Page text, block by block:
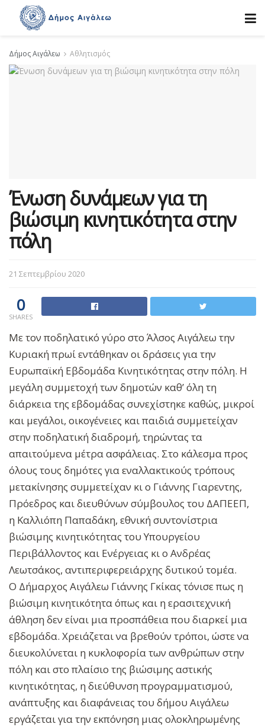
Δήμος Αιγάλεω Αθλητισμός
Ένωση δυνάμεων για τη
βιώσιμη κινητικότητα στην
πόλη
21 Σεπτεμβρίου 2020
0
SHARES
Με τον ποδηλατικό γύρο στο Άλσος Αιγάλεω την
Κυριακή πρωί εντάθηκαν οι δράσεις για την
Ευρωπαϊκή Εβδομάδα Κινητικότητας στην πόλη. Η
μεγάλη συμμετοχή των δημοτών καθ’ όλη τη
διάρκεια της εβδομάδας συνεχίστηκε καθώς, μικροί
και μεγάλοι, οικογένειες και παιδιά συμμετείχαν
στην ποδηλατική διαδρομή, τηρώντας τα
απαιτούμενα μέτρα ασφάλειας. Στο κάλεσμα προς
όλους τους δημότες για εναλλακτικούς τρόπους
μετακίνησης συμμετείχαν κι ο Γιάννης Γιαρεντης,
Πρόεδρος και διευθύνων σύμβουλος του ΔΑΠΕΕΠ,
η Καλλιόπη Παπαδάκη, εθνική συντονίστρια
βιώσιμης κινητικότητας του Υπουργείου
Περιβάλλοντος και Ενέργειας κι ο Ανδρέας
Λεωτσάκος, αντιπεριφερειάρχης δυτικού τομέα.
Ο Δήμαρχος Αιγάλεω Γιάννης Γκίκας τόνισε πως η
βιώσιμη κινητικότητα όπως και η ερασιτεχνική
άθληση δεν είναι μια προσπάθεια που διαρκεί μια
εβδομάδα. Χρειάζεται να βρεθούν τρόποι, ώστε να
διευκολύνεται η κυκλοφορία των ανθρώπων στην
πόλη και στο πλαίσιο της βιώσιμης αστικής
κινητικότητας, η διεύθυνση προγραμματισμού,
ανάπτυξης και διαφάνειας του δήμου Αιγάλεω
εργάζεται για την εκπόνηση μιας ολοκληρωμένης